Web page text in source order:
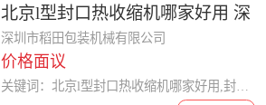
北京l型封口热收缩机哪家好用 深
圳市稻田包装机械供应
深圳市稻田包装机械有限公司
价格面议